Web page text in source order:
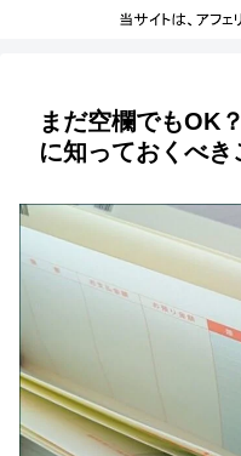
まだ空欄でもOK
に知っておくべき